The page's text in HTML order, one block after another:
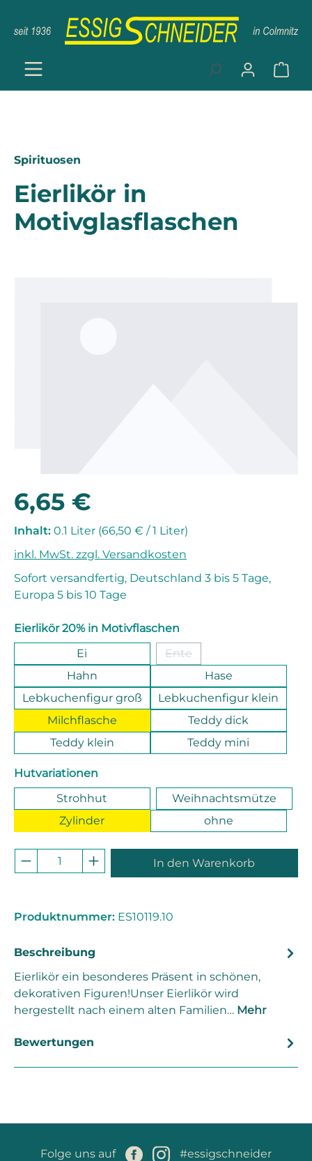
Zum Hauptinhalt springen
Spirituosen
Eierlikör in
Motivglasflaschen
Regulärer Preis:
6,65 €
Inhalt: 0.1 Liter (66,50 € / 1 Liter)
inkl. MwSt. zzgl. Versandkosten
Sofort versandfertig, Deutschland 3 bis 5 Tage,
Europa 5 bis 10 Tage
Eierlikör 20% in Motivflaschen
Ei
Ente
(Diese Option ist zurzeit
Hahn
Hase
Lebkuchenfigur groß
Lebkuchenfigur klein
Milchflasche
Teddy dick
Teddy klein
Teddy mini
Hutvariationen
Strohhut
Weihnachtsmütze
Zylinder
ohne
Produkt Anzahl: Gib den
In den Warenkorb
Produktnummer: ES10119.10
Beschreibung
Eierlikör ein besonderes Präsent in schönen,
dekorativen Figuren!Unser Eierlikör wird
hergestellt nach einem alten Familien… Mehr
Bewertungen
Folge uns auf #essigschneider